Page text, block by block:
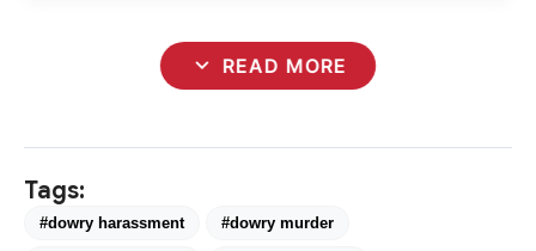
expand_more READ MORE
Tags:
#dowry harassment #dowry murder